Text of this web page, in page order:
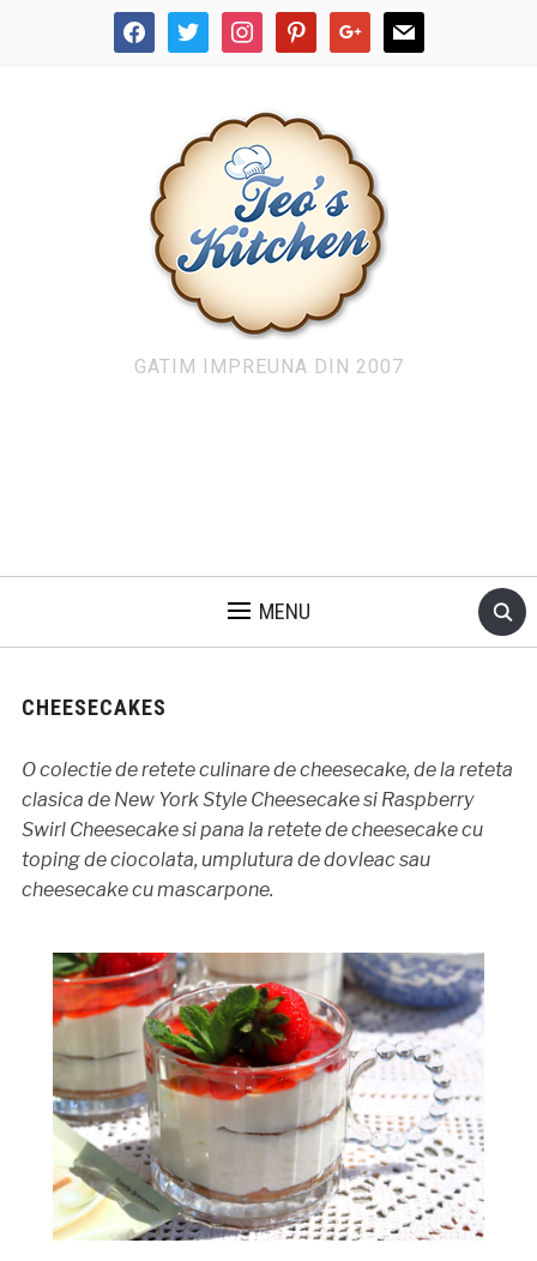
facebooktwitter instagrampinterestgoogle mail
GATIM IMPREUNA DIN 2007
MENU
CHEESECAKES
O colectie de retete culinare de cheesecake, de la reteta
clasica de New York Style Cheesecake si Raspberry
Swirl Cheesecake si pana la retete de cheesecake cu
toping de ciocolata, umplutura de dovleac sau
cheesecake cu mascarpone.